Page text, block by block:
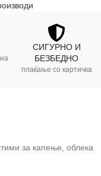
СИГУРНО И
БЕЗБЕДНО
плаќање со картичка
за капење, облека